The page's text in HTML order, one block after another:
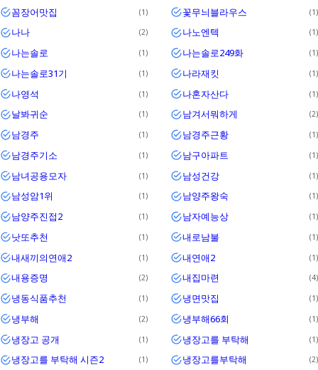
꼼장어맛집 1 꽃무늬블라우스 1
나나 2 나노엔텍 1
나는솔로 1 나는솔로249화 1
나는솔로31기 1 나라재킷 1
나영석 1 나혼자산다 1
날봐귀순 1 남겨서뭐하게 2
남경주 1 남경주근황 1
남경주기소 1 남구아파트 1
남녀공용모자 1 남성건강 1
남성암1위 1 남양주왕숙 1
남양주진접2 1 남자예능상 1
낫또추천 1 내로남불 1
내새끼의연애2 1 내연애2 1
내용증명 2 내집마련 4
냉동식품추천 1 냉면맛집 1
냉부해 2 냉부해66회 1
냉장고 공개 1 냉장고를 부탁해 1
냉장고를 부탁해 시즌2 1 냉장고를부탁해 2